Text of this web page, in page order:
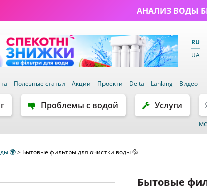
АНАЛИЗ ВОДЫ
RU
UA
Полезные статьи Акции Проекти Delta Lanlang Видео
Проблемы с водой Услуги
🌍> Бытовые фильтры для очистки воды 💦
Бытовые